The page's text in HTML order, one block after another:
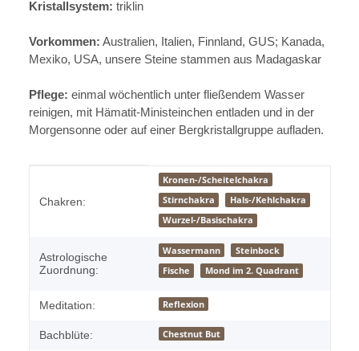
Kristallsystem: triklin
Vorkommen: Australien, Italien, Finnland, GUS; Kanada,
Mexiko, USA, unsere Steine stammen aus Madagaskar
Pflege: einmal wöchentlich unter fließendem Wasser
reinigen, mit Hämatit-Ministeinchen entladen und in der
Morgensonne oder auf einer Bergkristallgruppe aufladen.
Chakren:
Kronen-/Scheitelchakra
Stirnchakra
Hals-/Kehlchakra
Wurzel-/Basischakra
Astrologische
Zuordnung:
Wassermann
Steinbock
Fische
Mond im 2. Quadrant
Meditation: Reflexion
Bachblüte: Chestnut But